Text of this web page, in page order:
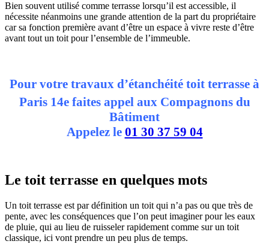
Bien souvent utilisé comme terrasse lorsqu’il est accessible, il
nécessite néanmoins une grande attention de la part du propriétaire
car sa fonction première avant d’être un espace à vivre reste d’être
avant tout un toit pour l’ensemble de l’immeuble.
Pour votre travaux d’étanchéité toit terrasse à
Paris 14e faites appel aux Compagnons du
Bâtiment
Appelez le 01 30 37 59 04
Le toit terrasse en quelques mots
Un toit terrasse est par définition un toit qui n’a pas ou que très de
pente, avec les conséquences que l’on peut imaginer pour les eaux
de pluie, qui au lieu de ruisseler rapidement comme sur un toit
classique, ici vont prendre un peu plus de temps.